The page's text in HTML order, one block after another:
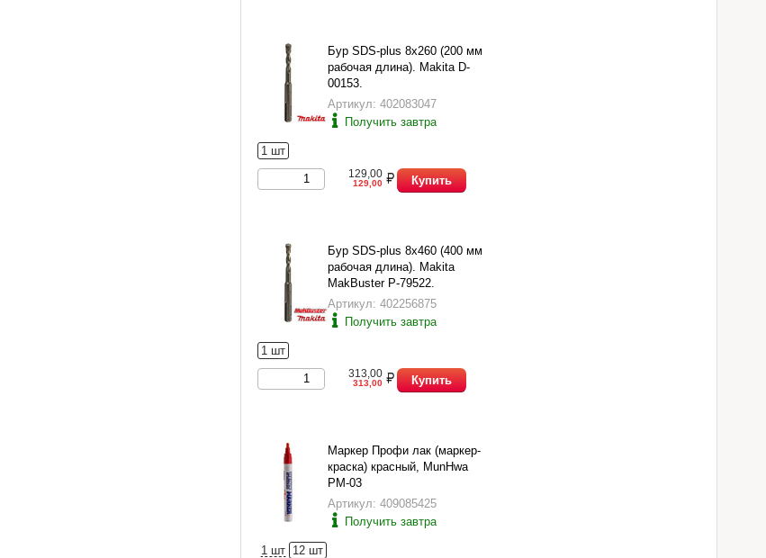
Бур SDS-plus 8х260 (200 мм
рабочая длина). Makita D-
00153.
Артикул: 402083047
Получить завтра
1 шт
129,00
129,00 Купить
Бур SDS-plus 8х460 (400 мм
рабочая длина). Makita
MakBuster P-79522.
Артикул: 402256875
Получить завтра
1 шт
313,00
313,00 Купить
Маркер Профи лак (маркер-
краска) красный, MunHwa
PM-03
Артикул: 409085425
Получить завтра
1 шт 12 шт